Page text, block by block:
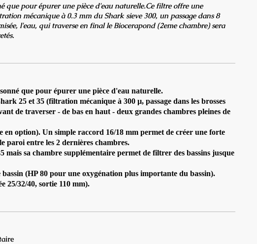
que pour épurer une pièce d'eau naturelle.Ce filtre offre une
mécanique à 0.3 mm du Shark sieve 300, un passage dans 8
l'eau, qui traverse en final le Biocerapond (2eme chambre) sera
que pour épurer une pièce d'eau naturelle.
25 et 35 (filtration mécanique à 300 µ, passage dans les brosses
de traverser - de bas en haut - deux grandes chambres pleines de
en option). Un simple raccord 16/18 mm permet de créer une forte
paroi entre les 2 dernières chambres.
sa chambre supplémentaire permet de filtrer des bassins jusque
(HP 80 pour une oxygénation plus importante du bassin).
25/32/40, sortie 110 mm).